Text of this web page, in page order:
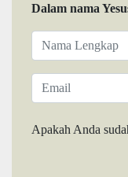
Dalam nama
Apakah Anda